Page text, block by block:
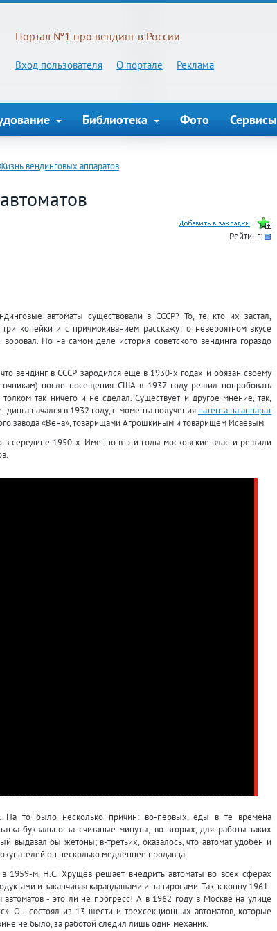
Портал №1 про вендинг в России
Вход пользователя О портале Реклама
Библиотека Фото Сервисы
вендинговых аппаратов
Рейтинг:
автоматы существовали в СССР? То, те, кто их застал,
копейки и с причмокиванием расскажут о невероятном вкусе
Но на самом деле история советского вендинга гораздо
вендинг в СССР зародился еще в 1930-х годах и обязан своему
после посещения США в 1937 году решил попробовать
так ничего и не сделал. Существует и другое мнение, так,
начался в 1932 году, с момента получения патента на аппарат
завода «Вена», товарищами Агрошкиным и товарищем Исаевым.
середине 1950-х. Именно в эти годы московские власти решили
На то было несколько причин: во-первых, еды в те времена
буквально за считаные минуты; во-вторых, для работы таких
выдавал бы жетоны; в-третьих, оказалось, что автомат удобен и
он несколько медленнее продавца.
1959-м, Н.С. Хрущёв решает внедрить автоматы во всех сферах
и заканчивая карандашами и папиросами. Так, к концу 1961-
- это ли не прогресс! А в 1962 году в Москве на улице
Он состоял из 13 шести и трехсекционных автоматов, которые
не было, за работой следил лишь один механик.